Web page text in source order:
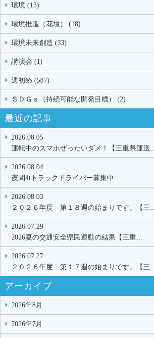
環境 (13)
環境推進（花壇） (18)
環境未来創造 (33)
講演会 (1)
週初め (587)
ＳＤＧｓ（持続可能な開発目標） (2)
最近の記事
2026.08.05
運転中のスマホぜったいダメ！【三重県運送…
2026.08.04
夜間4tトラックドライバー募集中
2026.08.03
２０２６年度 第１８週の始まりです。【三…
2026.07.29
2026夏の交通安全県民運動の結果【三重…
2026.07.27
２０２６年度 第１７週の始まりです。【三…
アーカイブ
2026年8月
2026年7月